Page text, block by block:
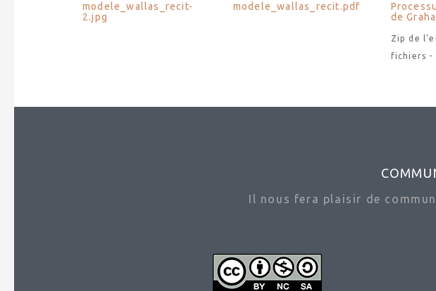
modele_wallas_recit-
2.jpg
modele_wallas_recit.pdf
de
Zip de
fichiers -
Il nous fera plaisir de